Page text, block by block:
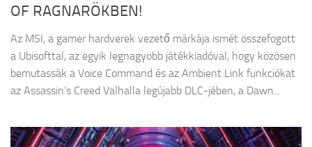
OF RAGNARÖKBEN!
Az MSI, a gamer hardverek vezető márkája ismét összefogott
a Ubisofttal, az egyik legnagyobb játékkiadóval, hogy közösen
bemutassák a Voice Command és az Ambient Link funkciókat
az Assassin’s Creed Valhalla legújabb DLC-jében, a Dawn...